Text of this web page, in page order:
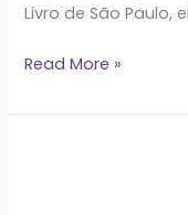
Livro de São Paulo,
Read More »